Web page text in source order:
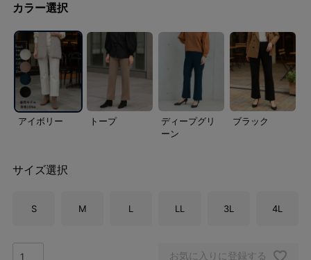
カラー選択
アイボリー トープ
ディープグリ
ーン
ブラック
サイズ選択
S M L LL 3L 4L
お気に入りに登録する